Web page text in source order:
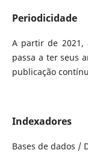
Periodicidade
A partir de 2021,
passa a ter seus
publicação
Indexadores
Bases de dados /